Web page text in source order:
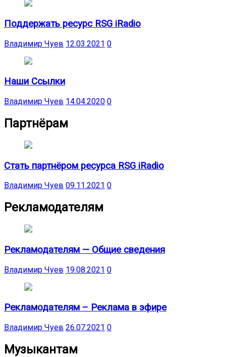
Поддержать ресурс RSG iRadio
Владимир Чуев 12.03.2021 0
Наши Ссылки
Владимир Чуев 14.04.2020 0
Партнёрам
Стать партнёром ресурса RSG iRadio
Владимир Чуев 09.11.2021 0
Рекламодателям
Рекламодателям — Общие сведения
Владимир Чуев 19.08.2021 0
Рекламодателям – Реклама в эфире
Владимир Чуев 26.07.2021 0
Музыкантам